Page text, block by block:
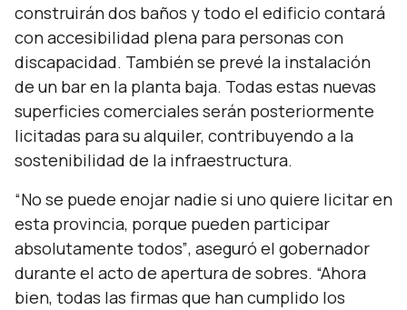
construirán dos baños y todo el edificio contará
con accesibilidad plena para personas con
discapacidad. También se prevé la instalación
de un bar en la planta baja. Todas estas nuevas
superficies comerciales serán posteriormente
licitadas para su alquiler, contribuyendo a la
sostenibilidad de la infraestructura.
“No se puede enojar nadie si uno quiere licitar en
esta provincia, porque pueden participar
absolutamente todos”, aseguró el gobernador
durante el acto de apertura de sobres. “Ahora
bien, todas las firmas que han cumplido los